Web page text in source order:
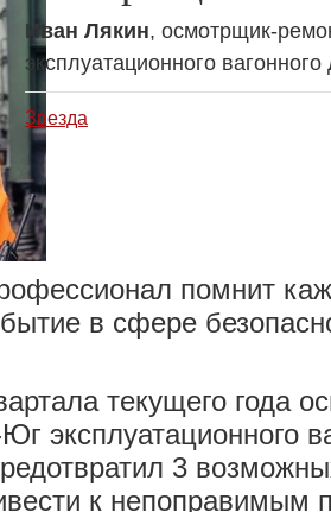
Иван Лякин, осмотрщик-
эксплуатационного
Звезда
помнит
в сфере
текущего года
эксплуатационного
3
к непоправимым